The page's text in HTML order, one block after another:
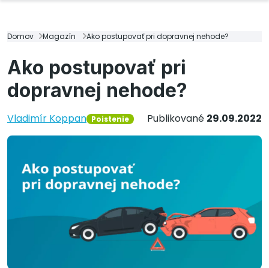
Domov Magazín Ako postupovať pri dopravnej nehode?
Ako postupovať pri
dopravnej nehode?
Vladimír Koppan Poistenie Publikované 29.09.2022